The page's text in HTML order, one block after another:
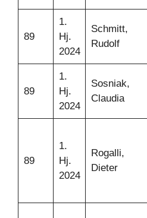
89
1.
Hj.
2024
Schmitt,
Rudolf
89
1.
Hj.
2024
Sosniak,
Claudia
89
1.
Hj.
2024
Rogalli,
Dieter